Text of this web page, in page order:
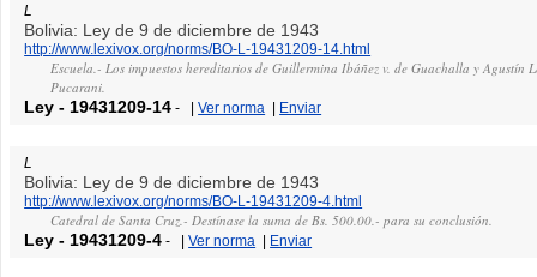
L
Bolivia: Ley de 9 de diciembre de 1943
http://www.lexivox.org/norms/BO-L-19431209-14.html
Escuela.- Los impuestos hereditarios de Guillermina Ibáñez v. de Guachalla y Agustín
Pucarani.
Ley - 19431209-14 - |Ver norma | Enviar
L
Bolivia: Ley de 9 de diciembre de 1943
http://www.lexivox.org/norms/BO-L-19431209-4.html
Catedral de Santa Cruz.- Destínase la suma de Bs. 500.00.- para su conclusión.
Ley - 19431209-4 - |Ver norma | Enviar